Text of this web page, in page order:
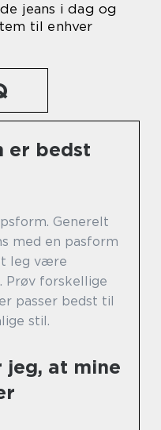
jeans i dag og
til enhver
er bedst
Generelt
med en pasform
leg være
Prøv forskellige
passer bedst til
stil.
jeg, at mine